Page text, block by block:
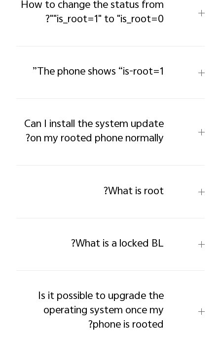
How to change the status from
"is_root=1" to "is_root=0"?
The phone shows “is-root=1”
Can I install the system update
on my rooted phone normally?
What is root?
What is a locked BL?
Is it possible to upgrade the
operating system once my
phone is rooted?